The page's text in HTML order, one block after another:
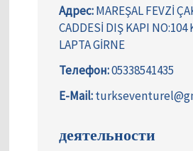
Адрес:MAREŞAL FEVZİ
CADDESİ DIŞ KAPI NO:104
LAPTA GİRNE
Телефон:05338541435
E-Mail:
деятельности